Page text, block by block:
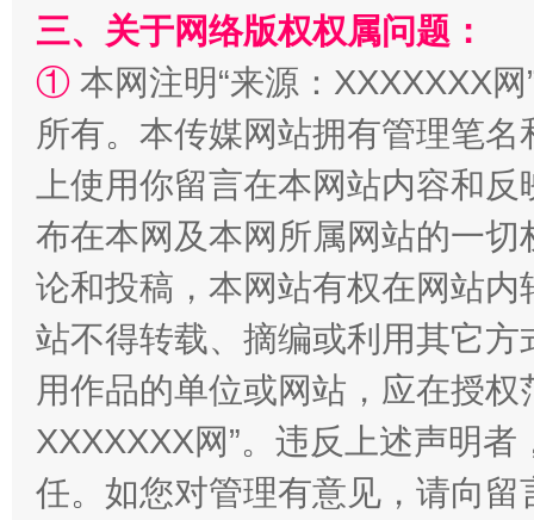
三、关于网络版权权属问题：
① 本网注明“来源：XXXXXXX
所有。本传媒网站拥有管理笔
上使用你留言在本网站内容和
布在本网及本网所属网站的一
论和投稿，本网站有权在网站
站不得转载、摘编或利用其它
用作品的单位或网站，应在授
XXXXXXX网”。违反上述声明
任。如您对管理有意见，请向